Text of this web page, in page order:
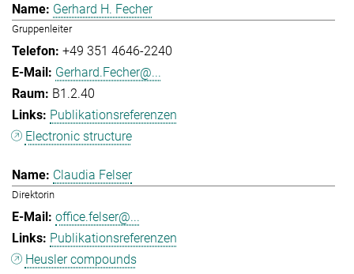
Gerhard H. Fecher
Gruppenleiter
+49 351 4646-2240
Gerhard.Fecher@...
B1.2.40
Publikationsreferenzen
Electronic structure
Claudia Felser
Direktorin
office.felser@...
Publikationsreferenzen
Heusler compounds